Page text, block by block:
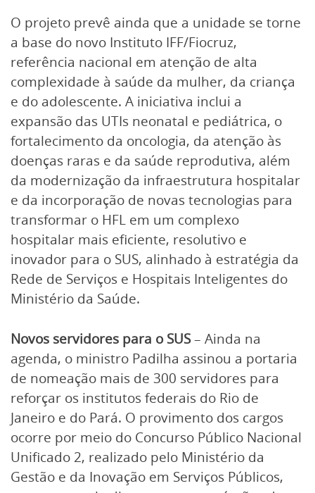
O projeto prevê ainda que a unidade se torne
a base do novo Instituto IFF/Fiocruz,
referência nacional em atenção de alta
complexidade à saúde da mulher, da criança
e do adolescente. A iniciativa inclui a
expansão das UTIs neonatal e pediátrica, o
fortalecimento da oncologia, da atenção às
doenças raras e da saúde reprodutiva, além
da modernização da infraestrutura hospitalar
e da incorporação de novas tecnologias para
transformar o HFL em um complexo
hospitalar mais eficiente, resolutivo e
inovador para o SUS, alinhado à estratégia da
Rede de Serviços e Hospitais Inteligentes do
Ministério da Saúde.
Novos servidores para o SUS– Ainda na
agenda, o ministro Padilha assinou a portaria
de nomeação mais de 300 servidores para
reforçar os institutos federais do Rio de
Janeiro e do Pará. O provimento dos cargos
ocorre por meio do Concurso Público Nacional
Unificado 2, realizado pelo Ministério da
Gestão e da Inovação em Serviços Públicos,